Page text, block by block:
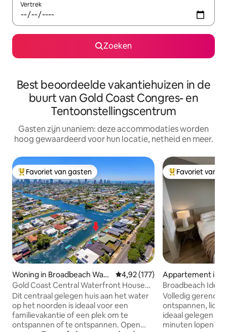
Vertrek
Zoeken
Best beoordeelde vakantiehuizen in de
buurt van Gold Coast Congres- en
Tentoonstellingscentrum
Gasten zijn unaniem: deze accommodaties worden
hoog gewaardeerd voor hun locatie, netheid en meer.
Topfavoriet van gasten
Favoriet van gasten
Woning in Broadbeach Wate
rs
Gemiddelde beoordeling van
4,92 (177)
Gold Coast Central Waterfront House
met zwembad
Dit centraal gelegen huis aan het water
op het noorden is ideaal voor een
familievakantie of een plek om te
ontspannen of te ontspannen. Open
Topfavoriet van
Favoriet van
Appartement in
h
Broadbeach
Volledig
ontspannen,
ideaal gelegen
minuten lopen